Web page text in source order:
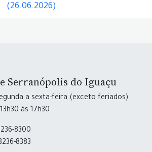
(26.06.2026)
Serranópolis do Iguaçu
a sexta-feira (exceto feriados)
às 17h30
8300
8383